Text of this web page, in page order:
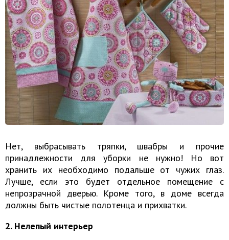
Нет, выбрасывать тряпки, швабры и прочие
принадлежности для уборки не нужно! Но вот
хранить их необходимо подальше от чужих глаз.
Лучше, если это будет отдельное помещение с
непрозрачной дверью. Кроме того, в доме всегда
должны быть чистые полотенца и прихватки.
2. Нелепый интерьер